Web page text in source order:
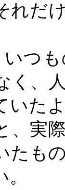
れだ
つ
く、
いた
、実
たも